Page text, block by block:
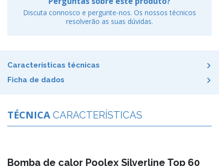
Discuta connosco e pergunte-nos. Os nossos técnicos
resolverão as suas dúvidas.
Características técnicas
Ficha de dados
TÉCNICA CARACTERÍSTICAS
Bomba de calor Poolex Silverline Top 60